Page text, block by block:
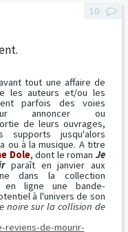
tout une affaire de
les auteurs et/ou les
parfois des voies
annoncer ou
de leurs ouvrages,
supports jusqu'alors
ou à la musique. A titre
Dole, dont le roman Je
paraît en janvier aux
dans la collection
en ligne une bande-
à l'univers de son
noire sur la collision de
reviens-de-mourir-
10